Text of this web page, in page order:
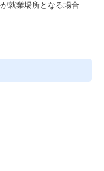
就業場所となる場合